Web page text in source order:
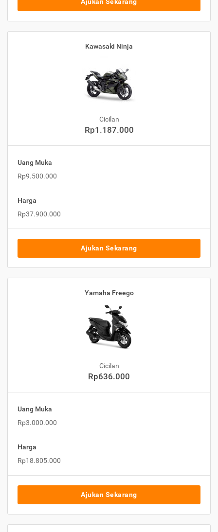
Ajukan Sekarang
Kawasaki Ninja
Cicilan
Rp1.187.000
Uang Muka
Rp9.500.000
Harga
Rp37.900.000
Ajukan Sekarang
Yamaha Freego
Cicilan
Rp636.000
Uang Muka
Rp3.000.000
Harga
Rp18.805.000
Ajukan Sekarang